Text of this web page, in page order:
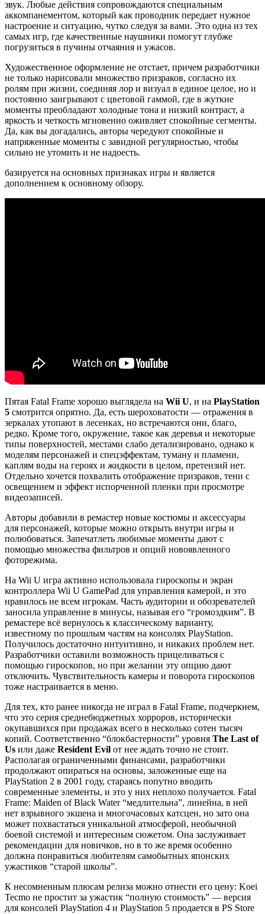
звук. Любые действия сопровождаются специальным
аккомпанементом, который как проводник передает нужное
настроение и ситуацию, чутко следуя за вами. Это одна из тех
самых игр, где качественные наушники помогут глубже
погрузиться в пучины отчаяния и ужасов.
Художественное оформление не отстает, причем разработчики
не только нарисовали множество призраков, согласно их
ролям при жизни, соединяя лор и визуал в единое целое, но и
постоянно заигрывают с цветовой гаммой, где в жуткие
моменты преобладают холодные тона и низкий контраст, а
яркость и четкость мгновенно оживляет спокойные сегменты.
Да, как вы догадались, авторы чередуют спокойные и
напряженные моменты с завидной регулярностью, чтобы
сильно не утомить и не надоесть.
базируется на основных признаках игры и является
дополнением к основному обзору.
Пятая Fatal Frame хорошо выглядела на Wii U, и на PlayStation
5 смотрится опрятно. Да, есть шероховатости — отражения в
зеркалах утопают в лесенках, но встречаются они, благо,
редко. Кроме того, окружение, такое как деревья и некоторые
типы поверхностей, местами слабо детализировано, однако к
моделям персонажей и спецэффектам, туману и пламени,
каплям воды на героях и жидкости в целом, претензий нет.
Отдельно хочется похвалить отображение призраков, тени с
освещением и эффект испорченной пленки при просмотре
видеозаписей.
Авторы добавили в ремастер новые костюмы и аксессуары
для персонажей, которые можно открыть внутри игры и
полюбоваться. Запечатлеть любимые моменты дают с
помощью множества фильтров и опций новоявленного
фоторежима.
На Wii U игра активно использовала гироскопы и экран
контроллера Wii U GamePad для управления камерой, и это
нравилось не всем игрокам. Часть аудитории и обозревателей
заносила управление в минусы, называя его “громоздким”. В
ремастере всё вернулось к классическому варианту,
известному по прошлым частям на консолях PlayStation.
Получилось достаточно интуитивно, и никаких проблем нет.
Разработчики оставили возможность прицеливаться с
помощью гироскопов, но при желании эту опцию дают
отключить. Чувствительность камеры и поворота гироскопов
тоже настраивается в меню.
Для тех, кто ранее никогда не играл в Fatal Frame, подчеркнем,
что это серия среднебюджетных хорроров, исторически
окупавшихся при продажах всего в несколько сотен тысяч
копий. Соответственно “блокбастерности” уровня The Last of
Us или даже Resident Evil от нее ждать точно не стоит.
Располагая ограниченными финансами, разработчики
продолжают опираться на основы, заложенные еще на
PlayStation 2 в 2001 году, стараясь попутно вводить
современные элементы, и это у них неплохо получается. Fatal
Frame: Maiden of Black Water “медлительна”, линейна, в ней
нет взрывного экшена и многочасовых катсцен, но зато она
может похвастаться уникальной атмосферой, необычной
боевой системой и интересным сюжетом. Она заслуживает
рекомендации для новичков, но в то же время особенно
должна понравиться любителям самобытных японских
ужастиков “старой школы”.
К несомненным плюсам релиза можно отнести его цену: Koei
Tecmo не простит за ужастик “полную стоимость” — версия
для консолей PlayStation 4 и PlayStation 5 продается в PS Store